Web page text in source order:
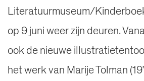
Literatuurmuseum/
op 9 juni weer zijn deuren.
ook de nieuwe
het werk van Marije Tolman